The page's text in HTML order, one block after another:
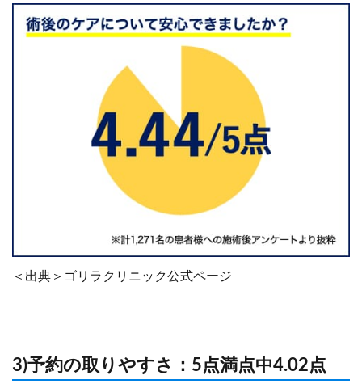
＜出典＞ゴリラクリニック公式ページ
3)予約の取りやすさ：5点満点中4.02点